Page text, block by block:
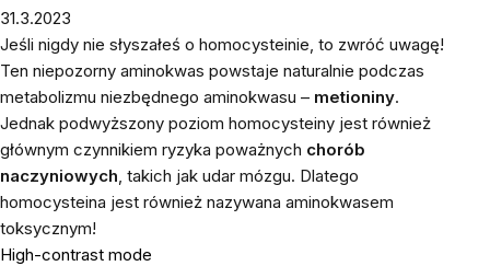
31.3.2023
Jeśli nigdy nie słyszałeś o homocysteinie, to zwróć uwagę!
Ten niepozorny aminokwas powstaje naturalnie podczas
metabolizmu niezbędnego aminokwasu – metioniny.
Jednak podwyższony poziom homocysteiny jest również
głównym czynnikiem ryzyka poważnych chorób
naczyniowych, takich jak udar mózgu. Dlatego
homocysteina jest również nazywana aminokwasem
toksycznym!
High-contrast mode